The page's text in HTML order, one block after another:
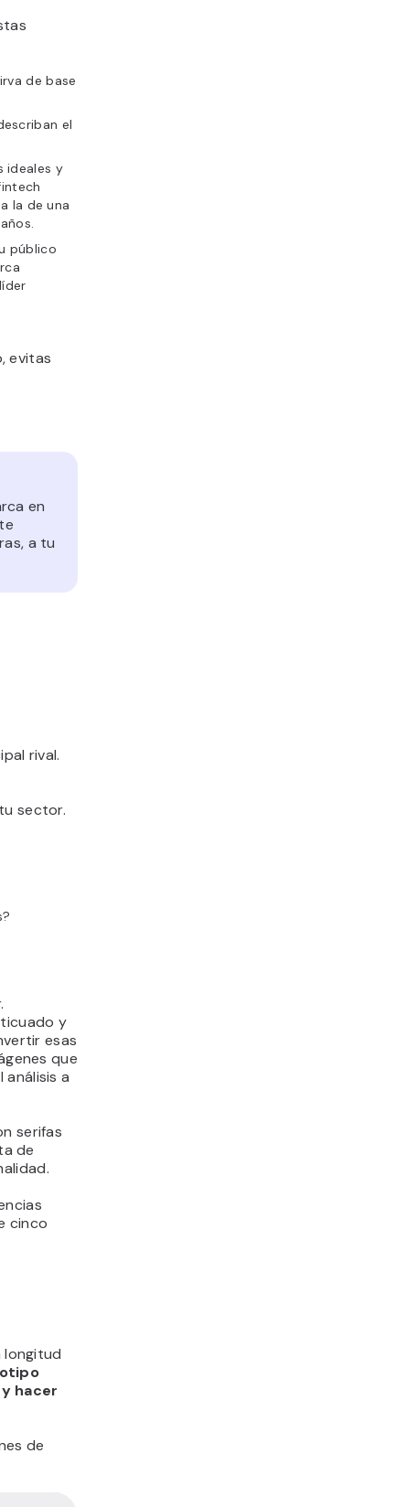
de base
el
ideales y
la de una
público
evitas
en
a tu
rival.
sector.
y
esas
que
a
serifas
de
cinco
longitud
hacer
de